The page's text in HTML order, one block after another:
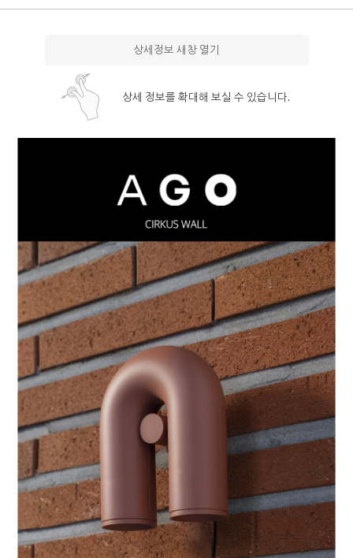
상세정보 새창 열기
상세 정보를 확대해 보실 수 있습니다.